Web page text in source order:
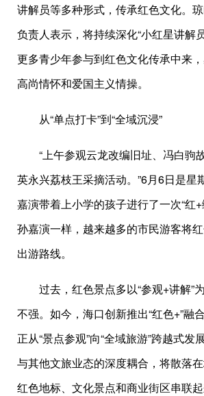
讲解员等多种形式，传承红色文化。
负责人表示，将持续深化“小红星讲解
更多青少年参与到红色文化传承中来
高尚情怀和爱国主义情操。
从“单点打卡”到“全域沉浸”
“上午参观云龙改编旧址、冯白驹
英永兴荔枝王采摘活动。”6月6日是星
嘉演带着上小学的孩子进行了一次“红
孙嘉演一样，越来越多的市民游客将
出游路线。
过去，红色景点多以“参观+讲解”
不强。如今，海口创新推出“红色+”融
正从“景点参观”向“全域旅游”跨越式发
与其他文旅业态的深度耦合，将散落
红色地标、文化景点和商业街区串联